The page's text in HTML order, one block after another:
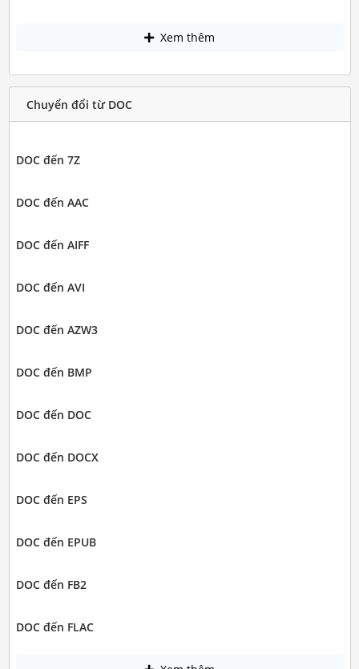
Xem thêm
Chuyển đổi từ DOC
DOC đến 7Z
DOC đến AAC
DOC đến AIFF
DOC đến AVI
DOC đến AZW3
DOC đến BMP
DOC đến DOC
DOC đến DOCX
DOC đến EPS
DOC đến EPUB
DOC đến FB2
DOC đến FLAC